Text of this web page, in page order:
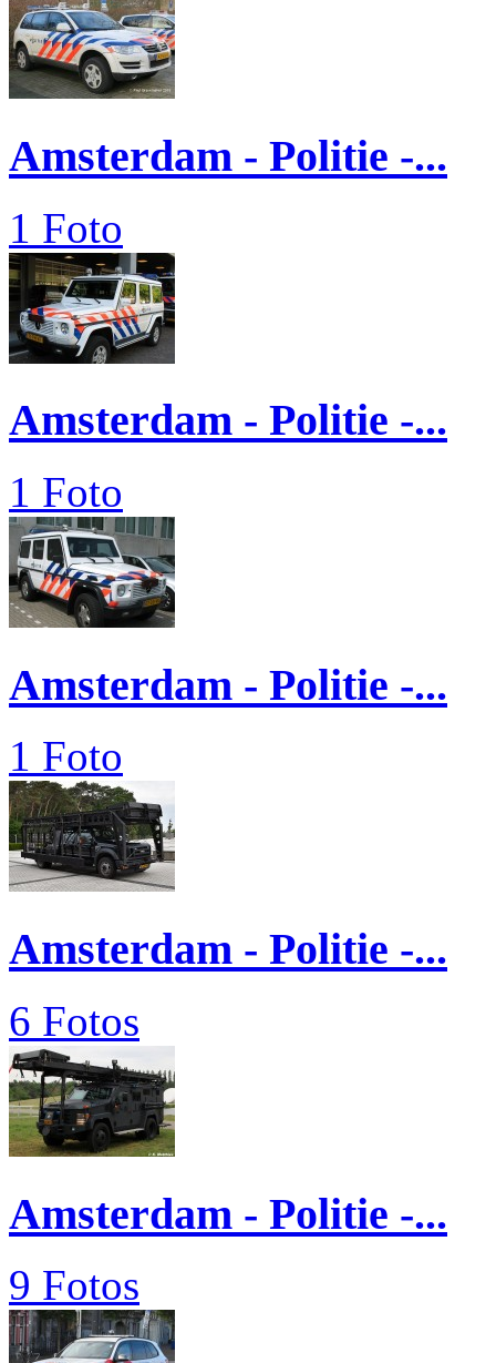
Amsterdam - Politie -...
1 Foto
Amsterdam - Politie -...
1 Foto
Amsterdam - Politie -...
1 Foto
Amsterdam - Politie -...
6 Fotos
Amsterdam - Politie -...
9 Fotos